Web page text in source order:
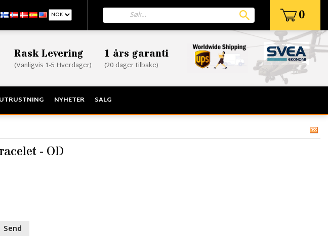
0
Rask Levering
(Vanligvis 1-5 Hverdager)
1 års garanti
(20 dager tilbake)
NYHETER SALG
- OD
Send